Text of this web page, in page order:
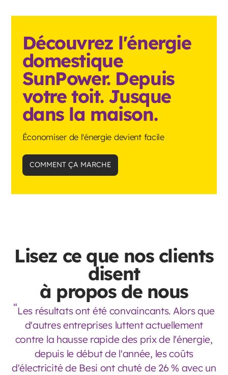
Découvrez l'énergie
domestique
SunPower. Depuis
votre toit. Jusque
dans la maison.
Économiser de l'énergie devient facile
COMMENT ÇA MARCHE
Lisez ce que nos clients
disent
à propos de nous
Les résultats ont été convaincants. Alors que
d'autres entreprises luttent actuellement
contre la hausse rapide des prix de l'énergie,
depuis le début de l'année, les coûts
d'électricité de Besi ont chuté de 26 % avec un